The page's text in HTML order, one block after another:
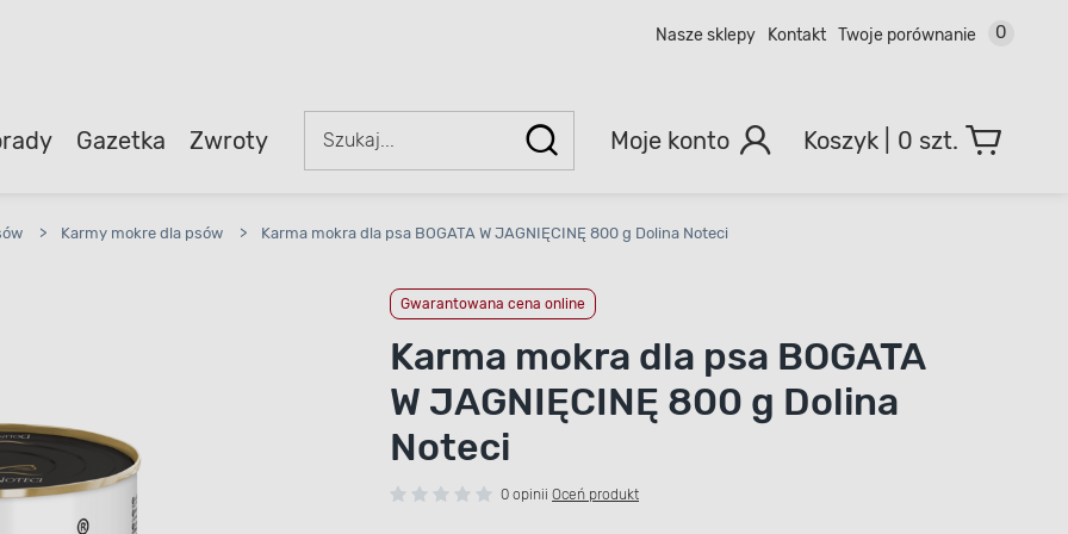
Nasze sklepy Kontakt Twoje porównanie 0
Gazetka Zwroty Moje konto 0 szt.
> Karmy mokre dla psów > Karma mokra dla psa BOGATA W JAGNIĘCINĘ 800 g Dolina Noteci
Gwarantowana cena online
Karma mokra dla psa BOGATA
W JAGNIĘCINĘ 800 g Dolina
Noteci
0 opinii Oceń produkt